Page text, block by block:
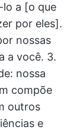
a [o que
por eles].
nossas
a você. 3.
nossa
compõe
outros
e